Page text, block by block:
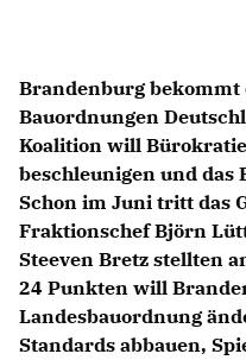
Brandenburg
Bauordnungen
Koalition will
beschleunigen und das
Schon im Juni tritt das
Fraktionschef Björn
Steeven Bretz stellten
24 Punkten will
Landesbauordnung
Standards abbauen,